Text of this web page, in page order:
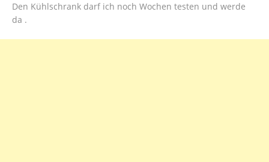
Den Kühlschrank darf ich noch Wochen testen und werde
da .